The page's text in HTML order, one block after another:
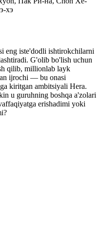
хэ
eng iste'dodli ishtirokchilarni
G'olib bo'lish uchun
qilib, millionlab layk
ijrochi — bu onasi
kiritgan ambitsiyali Hera.
u guruhning boshqa a'zolari
erishadimi yoki